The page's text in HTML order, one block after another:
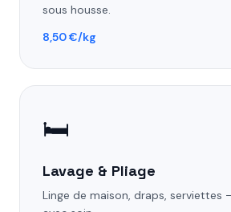
sous housse.
8,50 €/kg
🛏️
Lavage & Pliage
Linge de maison, draps, serviettes